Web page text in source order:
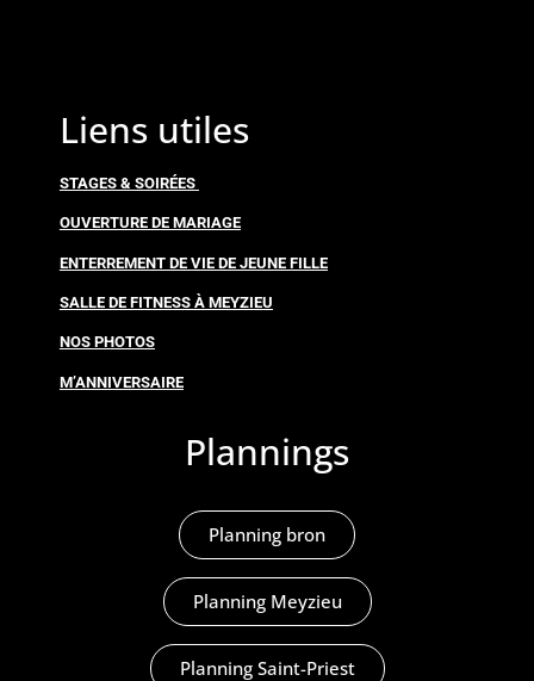
Liens utiles
STAGES & SOIRÉES
OUVERTURE DE MARIAGE
ENTERREMENT DE VIE DE JEUNE FILLE
SALLE DE FITNESS À MEYZIEU
NOS PHOTOS
M’ANNIVERSAIRE
Plannings
Planning bron
Planning Meyzieu
Planning Saint-Priest